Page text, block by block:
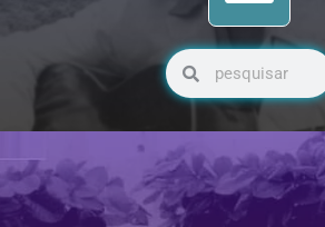
Pesquisar